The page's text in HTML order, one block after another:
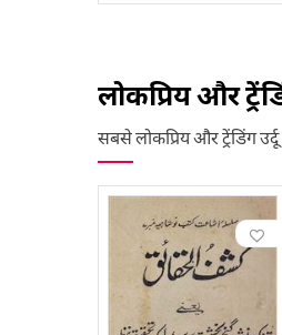
लोकप्रिय और
सबसे लोकप्रिय और ट्रेंडिंग